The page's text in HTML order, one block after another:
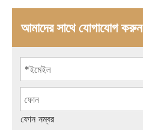
আমাদের সাথে যোগাযোগ করুন
ফোন নম্বর